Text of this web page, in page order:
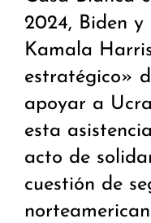
2024, Biden y
Kamala
estratégico»
apoyar a
esta
acto de
cuestión de